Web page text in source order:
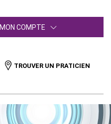
MON COMPTE
TROUVER UN PRATICIEN